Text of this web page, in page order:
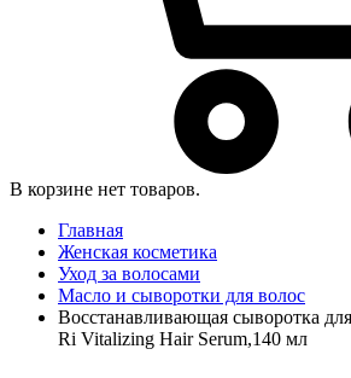
В корзине нет товаров.
Главная
Женская косметика
Уход за волосами
Масло и сыворотки для волос
Восстанавливающая сыворотка
Ri Vitalizing Hair Serum,140 мл